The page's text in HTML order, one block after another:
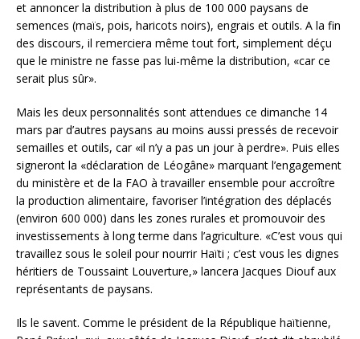
et annoncer la distribution à plus de 100 000 paysans de
semences (maïs, pois, haricots noirs), engrais et outils. A la fin
des discours, il remerciera même tout fort, simplement déçu
que le ministre ne fasse pas lui-même la distribution, «car ce
serait plus sûr».
Mais les deux personnalités sont attendues ce dimanche 14
mars par d’autres paysans au moins aussi pressés de recevoir
semailles et outils, car «il n’y a pas un jour à perdre». Puis elles
signeront la «déclaration de Léogâne» marquant l’engagement
du ministère et de la FAO à travailler ensemble pour accroître
la production alimentaire, favoriser l’intégration des déplacés
(environ 600 000) dans les zones rurales et promouvoir des
investissements à long terme dans l’agriculture. «C’est vous qui
travaillez sous le soleil pour nourrir Haïti ; c’est vous les dignes
héritiers de Toussaint Louverture,» lancera Jacques Diouf aux
représentants de paysans.
Ils le savent. Comme le président de la République haïtienne,